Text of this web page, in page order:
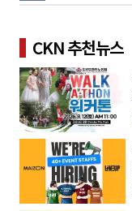
폭탄 예고
CKN 추천뉴스